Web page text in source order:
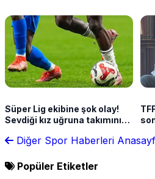
Süper Lig ekibine şok olay!
Sevdiği kız uğruna takımını
Diğer Spor Haberleri
Popüler Etiketler